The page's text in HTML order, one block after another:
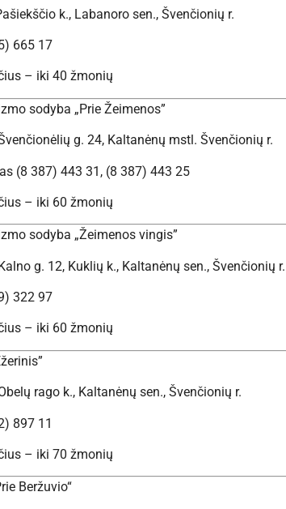
k., Labanoro sen., Švenčionių r.
665 17
– iki 40 žmonių
sodyba „Prie Žeimenos”
g. 24, Kaltanėnų mstl. Švenčionių r.
(8 387) 443 31, (8 387) 443 25
– iki 60 žmonių
sodyba „Žeimenos vingis”
g. 12, Kuklių k., Kaltanėnų sen., Švenčionių r.
322 97
– iki 60 žmonių
rago k., Kaltanėnų sen., Švenčionių r.
897 11
– iki 70 žmonių
Beržuvio“